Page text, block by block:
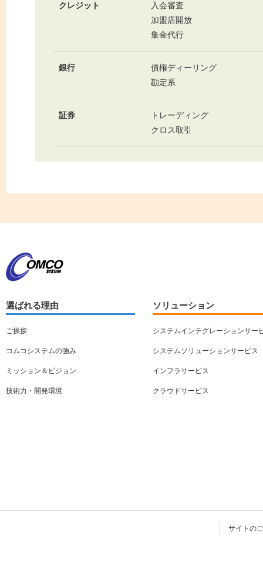
クレジット
入会審査
加盟店開放
集金代行
銀行
債権ディーリング
勘定系
証券
トレーディング
クロス取引
選ばれる理由
ご挨拶
コムコシステムの強み
ミッション＆ビジョン
技術力・開発環境
ソリューション
システムインテグレーションサー
システムソリューションサービス
インフラサービス
クラウドサービス
サイトの